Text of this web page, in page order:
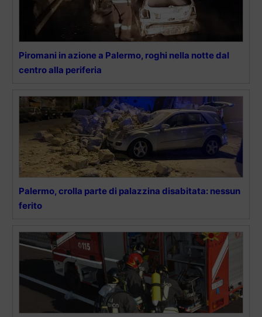
Piromani in azione a Palermo, roghi nella notte dal
centro alla periferia
Palermo, crolla parte di palazzina disabitata: nessun
ferito